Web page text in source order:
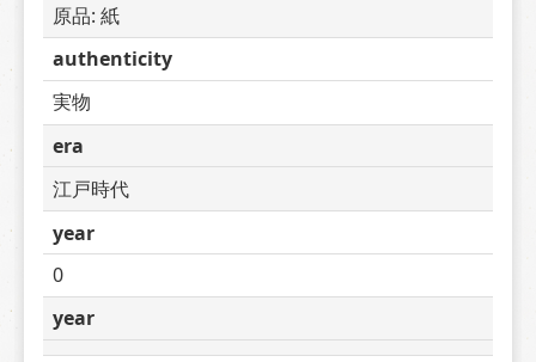
原品: 紙
authenticity
実物
era
江戸時代
year
0
year